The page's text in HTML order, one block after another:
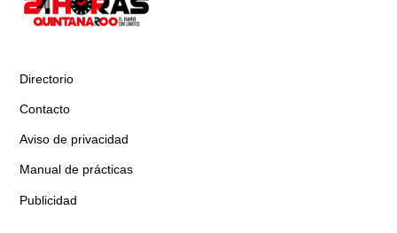
Directorio
Contacto
Aviso de privacidad
Manual de prácticas
Publicidad